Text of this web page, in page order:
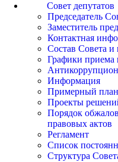
Совет депутатов
Председатель
Заместитель
Контактная
Состав Совета и
Графики приема
Информация
Примерный план
Проекты
Порядок
правовых актов
Регламент
Список
Структура